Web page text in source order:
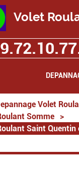
Volet
Volet
Somme
>
Saint Quentin